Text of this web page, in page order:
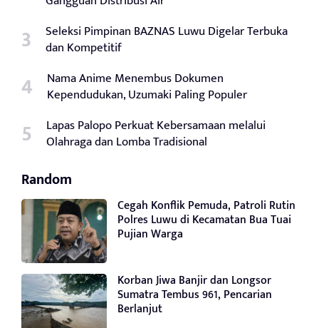
Seleksi Pimpinan BAZNAS Luwu Digelar Terbuka
dan Kompetitif
Nama Anime Menembus Dokumen
Kependudukan, Uzumaki Paling Populer
Lapas Palopo Perkuat Kebersamaan melalui
Olahraga dan Lomba Tradisional
Random
Cegah Konflik Pemuda, Patroli Rutin
Polres Luwu di Kecamatan Bua Tuai
Pujian Warga
Korban Jiwa Banjir dan Longsor
Sumatra Tembus 961, Pencarian
Berlanjut